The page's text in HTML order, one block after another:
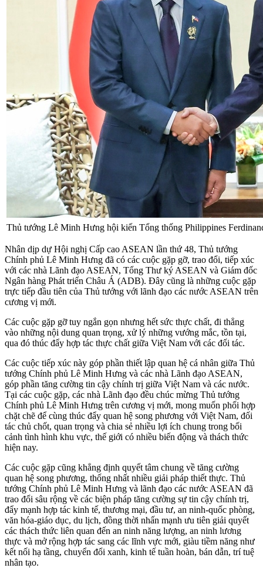
Thủ tướng Lê Minh Hưng hội kiến Tổng thống Philippines
Nhân dịp dự Hội nghị Cấp cao ASEAN lần thứ 48, Thủ tướng
Chính phủ Lê Minh Hưng đã có các cuộc gặp gỡ, trao đổi, tiếp xúc
với các nhà Lãnh đạo ASEAN, Tổng Thư ký ASEAN và Giám đốc
Ngân hàng Phát triển Châu Á (ADB). Đây cũng là những cuộc gặp
trực tiếp đầu tiên của Thủ tướng với lãnh đạo các nước ASEAN trên
cương vị mới.
Các cuộc gặp gỡ tuy ngắn gọn nhưng hết sức thực chất, đi thẳng
vào những nội dung quan trọng, xử lý những vướng mắc, tồn tại,
qua đó thúc đẩy hợp tác thực chất giữa Việt Nam với các đối tác.
Các cuộc tiếp xúc này góp phần thiết lập quan hệ cá nhân giữa Thủ
tướng Chính phủ Lê Minh Hưng và các nhà Lãnh đạo ASEAN,
góp phần tăng cường tin cậy chính trị giữa Việt Nam và các nước.
Tại các cuộc gặp, các nhà Lãnh đạo đều chúc mừng Thủ tướng
Chính phủ Lê Minh Hưng trên cương vị mới, mong muốn phối hợp
chặt chẽ để cùng thúc đẩy quan hệ song phương với Việt Nam, đối
tác chủ chốt, quan trọng và chia sẻ nhiều lợi ích chung trong bối
cảnh tình hình khu vực, thế giới có nhiều biến động và thách thức
hiện nay.
Các cuộc gặp cũng khẳng định quyết tâm chung về tăng cường
quan hệ song phương, thống nhất nhiều giải pháp thiết thực. Thủ
tướng Chính phủ Lê Minh Hưng và lãnh đạo các nước ASEAN đã
trao đổi sâu rộng về các biện pháp tăng cường sự tin cậy chính trị,
đẩy mạnh hợp tác kinh tế, thương mại, đầu tư, an ninh-quốc phòng,
văn hóa-giáo dục, du lịch, đồng thời nhấn mạnh ưu tiên giải quyết
các thách thức liên quan đến an ninh năng lượng, an ninh lương
thực và mở rộng hợp tác sang các lĩnh vực mới, giàu tiềm năng như
kết nối hạ tầng, chuyển đổi xanh, kinh tế tuần hoàn, bán dẫn, trí tuệ
nhân tạo.